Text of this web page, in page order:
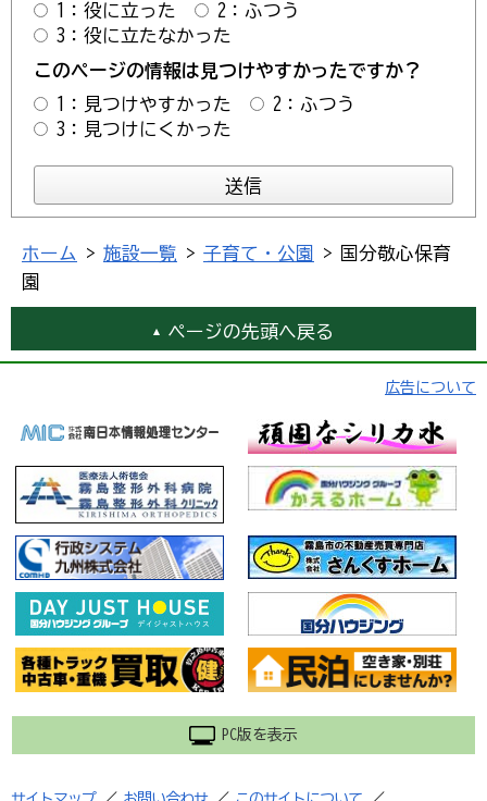
1：役に立った
2：ふつう
3：役に立たなかった
このページの情報は見つけやすかったですか？
1：見つけやすかった
2：ふつう
3：見つけにくかった
ホーム > 施設一覧 > 子育て・公園
> 国分敬心保育
園
ページの先頭へ戻る
広告について
PC版を表示